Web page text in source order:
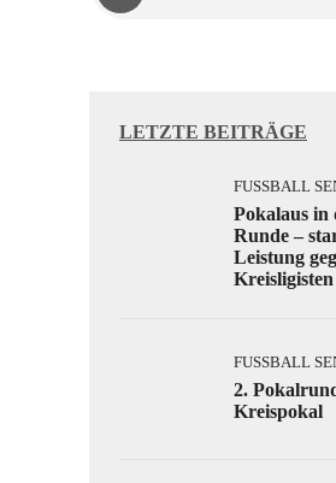
LETZTE BEITRÄGE
FUSSBALL
Pokalaus in
Runde –
Leistung
Kreisligisten
FUSSBALL
2.
Kreispokal